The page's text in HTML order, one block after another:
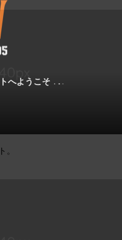
へようこそ
。